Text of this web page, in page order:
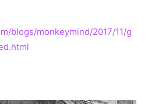
blogs/monkeymind/2017/11/g